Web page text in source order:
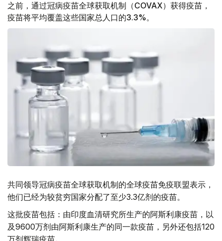
之前，通过冠病疫苗全球获取机制（COVAX）获得疫苗，
疫苗将平均覆盖这些国家总人口的3.3%。
共同领导冠病疫苗全球获取机制的全球疫苗免疫联盟表示，
他们已经为较贫穷国家分配了至少3.3亿剂的疫苗。
这批疫苗包括：由印度血清研究所生产的阿斯利康疫苗，以
及9600万剂由阿斯利康生产的同一款疫苗，另外还包括120
万剂辉瑞疫苗。